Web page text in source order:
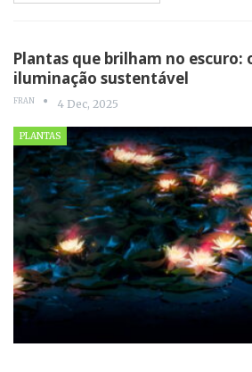
Plantas que brilham no escuro:
iluminação sustentável
FRAN 4 Dec, 2025
PLANTAS